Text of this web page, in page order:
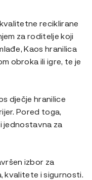
reciklirane
za roditelje koji
Kaos hranilica
obroka ili igre, te je
dječje hranilice
Pored toga,
jednostavna za
izbor za
kvalitete i sigurnosti.